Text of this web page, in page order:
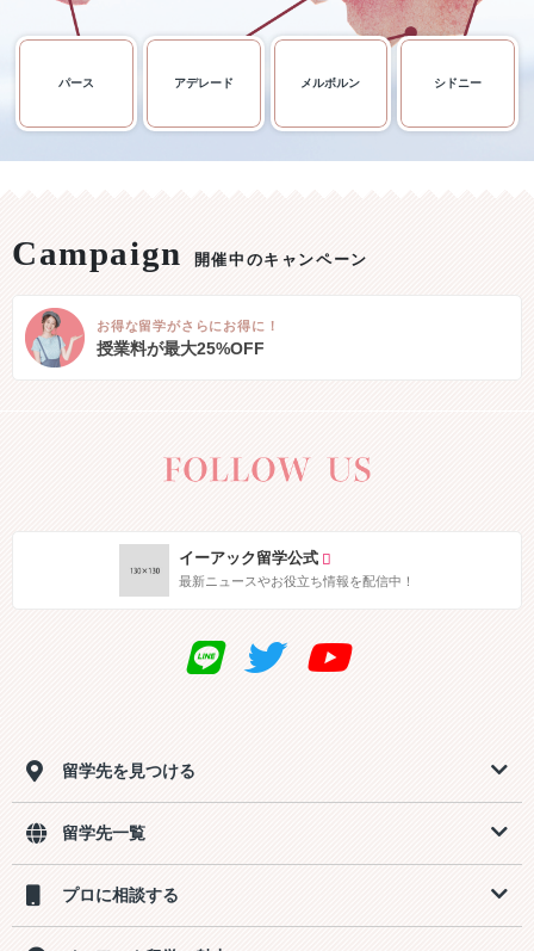
パース アデレード メルボルン シドニー
開催中のキャンペーン
お得な留学がさらにお得に！
授業料が最大25%OFF
イーアック留学公式
最新ニュースやお役立ち情報を配信中！
留学先を見つける
留学先一覧
プロに相談する